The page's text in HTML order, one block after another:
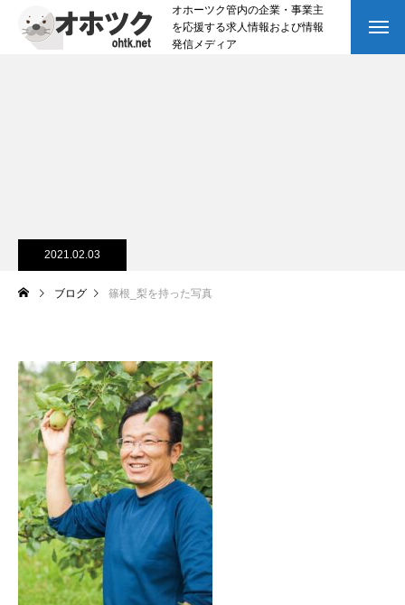
オホーツク管内の企業・事業主
を応援する求人情報および情報
発信メディア
2021.02.03
ブログ 篠根_梨を持った写真